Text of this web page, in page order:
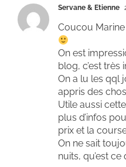
Servane & Etienne
Coucou Marine
On est
blog, c’est très
On a lu les qql
appris des
Utile aussi
plus d’infos
prix et la
On ne sait
nuits, qu’est